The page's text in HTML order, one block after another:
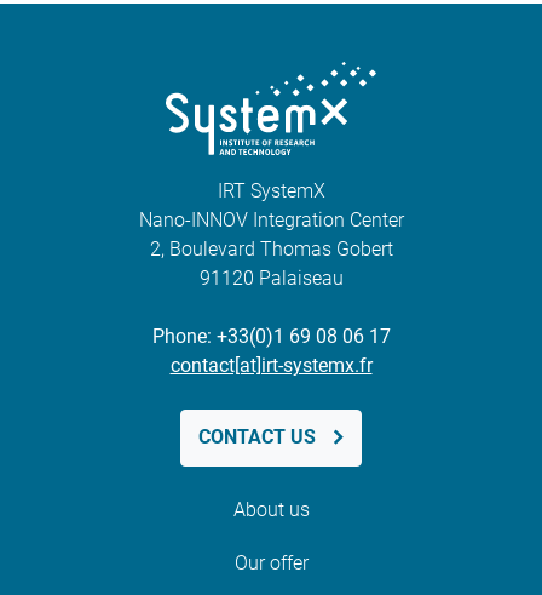
IRT SystemX
Nano-INNOV Integration Center
2, Boulevard Thomas Gobert
91120 Palaiseau
Phone: +33(0)1 69 08 06 17
contact[at]irt-systemx.fr
CONTACT US
About us
Our offer